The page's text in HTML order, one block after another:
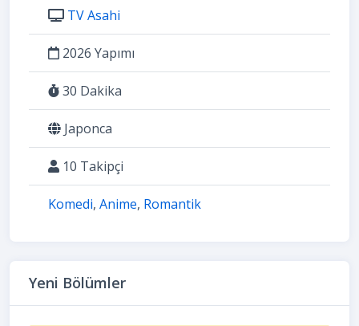
TV Asahi
2026 Yapımı
30 Dakika
Japonca
10 Takipçi
Komedi, Anime, Romantik
Yeni Bölümler